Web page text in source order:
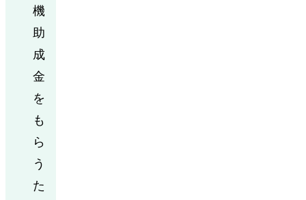
機
助
成
金
を
も
ら
う
た